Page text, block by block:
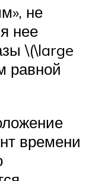
не
нее
\(\large
равной
времени